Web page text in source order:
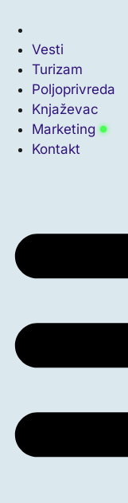
Vesti
Turizam
Poljoprivreda
Knjaževac
Marketing
Kontakt